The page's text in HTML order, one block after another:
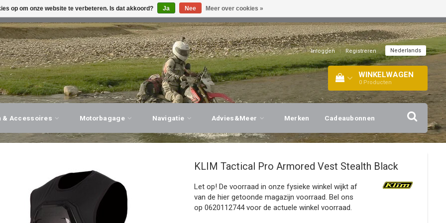
ADVIES, PERSOONLIJKE SERVICE! BEZOEK ONZE WINKEL!
Inloggen | Registreren Nederlands
WINKELWAGEN
0 Producten
& Accessoires Motorbagage Navigatie Advies&Meer Merken Cadeaubonnen
KLIM Tactical Pro Armored Vest Stealth Black
Let op! De voorraad in onze fysieke winkel wijkt af
van de hier getoonde magazijn voorraad. Bel ons
op 0620112744 voor de actuele winkel voorraad.
op om onze website te verbeteren. Is dat akkoord? Ja Nee Meer over cookies »